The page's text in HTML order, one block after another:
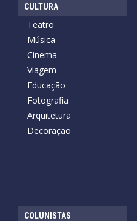
CULTURA
Teatro
Música
Cinema
Viagem
Educação
Fotografia
Arquitetura
Decoração
COLUNISTAS